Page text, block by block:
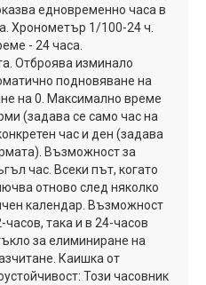
едновременно часа в
Хронометър 1/100-24 ч.
- 24 часа.
Отброява изминало
подновяване на
на 0. Максимално време
(задава се само час на
час и ден (задава
Възможност за
час. Всеки път, когато
отново след няколко
календар. Възможност
часов, така и в 24-часов
за елиминиране на
Каишка от
Този часовник